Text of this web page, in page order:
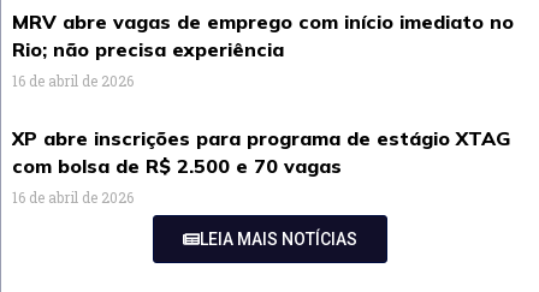
MRV abre vagas de emprego com início imediato no
Rio; não precisa experiência
16 de abril de 2026
XP abre inscrições para programa de estágio XTAG
com bolsa de R$ 2.500 e 70 vagas
16 de abril de 2026
LEIA MAIS NOTÍCIAS